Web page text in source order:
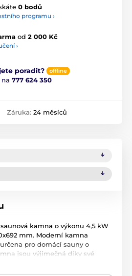
0 bodů
programu ›
od 2 000 Kč
›
poradit? offline
777 624 350
Záruka: 24 měsíců
kamna o výkonu 4,5 kW
mm. Moderní kamna
pro domácí sauny o
jsou výjimečná díky své